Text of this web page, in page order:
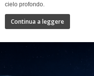
cielo profondo.
Continua a leggere